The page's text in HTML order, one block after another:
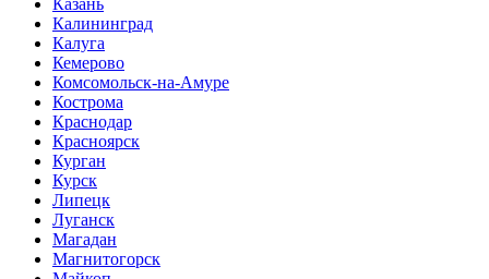
Казань
Калининград
Калуга
Кемерово
Комсомольск-на-Амуре
Кострома
Краснодар
Красноярск
Курган
Курск
Липецк
Луганск
Магадан
Магнитогорск